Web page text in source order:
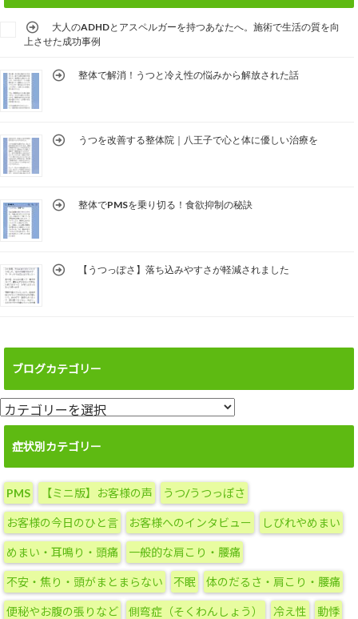
大人のADHDとアスペルガーを持つあなたへ。施術で生活の質を向
上させた成功事例
整体で解消！うつと冷え性の悩みから解放された話
うつを改善する整体院｜八王子で心と体に優しい治療を
整体でPMSを乗り切る！食欲抑制の秘訣
【うつっぽさ】落ち込みやすさが軽減されました
ブログカテゴリー
ブ
ロ
カ
テ
ゴ
リ
ー
症状別カテゴリー
PMS 【ミニ版】お客様の声 うつ/うつっぽさ
お客様の今日のひと言 お客様へのインタビュー しびれやめまい
めまい・耳鳴り・頭痛 一般的な肩こり・腰痛
不安・焦り・頭がまとまらない 不眠 体のだるさ・肩こり・腰痛
便秘やお腹の張りなど 側弯症（そくわんしょう） 冷え性 動悸